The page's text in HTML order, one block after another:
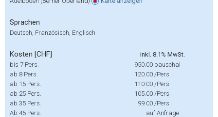
Sprachen
Deutsch, Französisch, Englisch
Kosten [CHF]
inkl. 8.1% MwSt.
bis 7 Pers.
950.00 pauschal
ab 8 Pers.
120.00 /Pers.
ab 15 Pers.
110.00 /Pers.
ab 25 Pers.
105.00 /Pers.
ab 35 Pers.
99.00 /Pers.
Ab 45 Pers.
auf Anfrage